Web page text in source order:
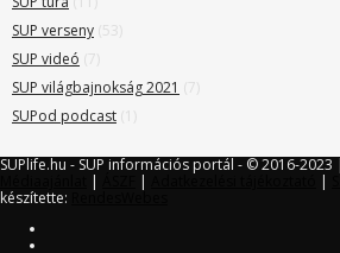
SUP verseny (53)
SUP videó (7)
SUP világbajnokság 2021 (7)
SUPod podcast (1)
SUPlife.hu - SUP információs portál - © 2016-2023 |
készítette: